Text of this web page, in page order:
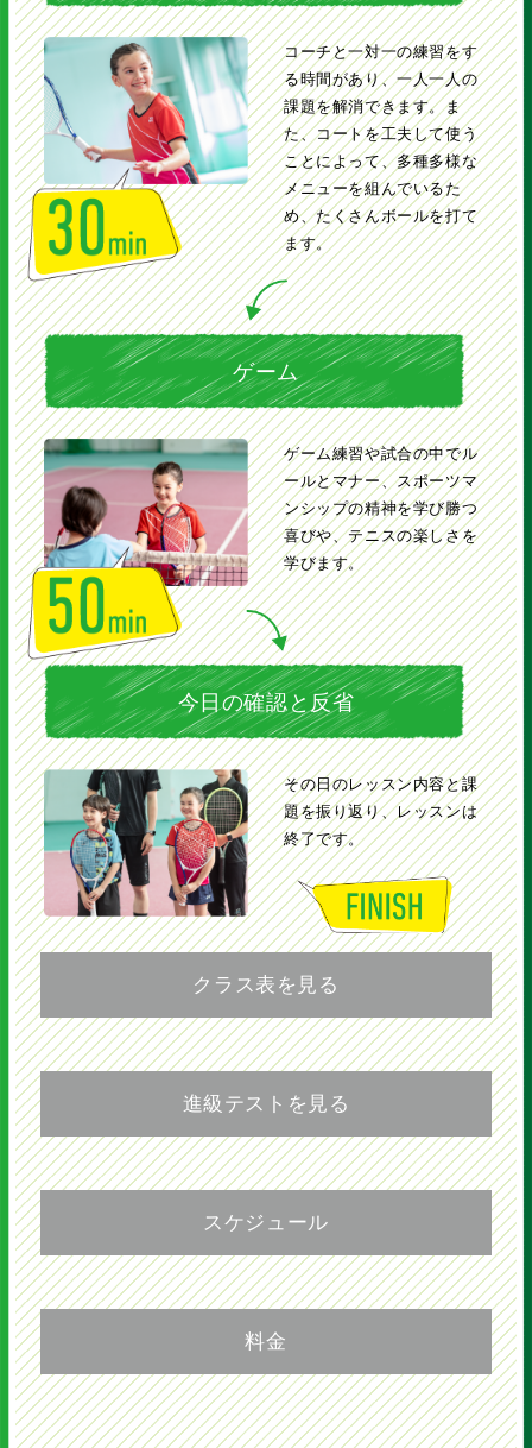
コーチと一対一の練習をす
る時間があり、一人一人の
課題を解消できます。ま
た、コートを工夫して使う
ことによって、多種多様な
メニューを組んでいるた
め、たくさんボールを打て
ます。
ゲーム
ゲーム練習や試合の中でル
ールとマナー、スポーツマ
ンシップの精神を学び勝つ
喜びや、テニスの楽しさを
学びます。
今日の確認と反省
その日のレッスン内容と課
題を振り返り、レッスンは
終了です。
クラス表を見る
レッドボール16〜12級
年中～小学1年生
コート:4分の1コート ボール:飛
び75％減
ラケットサイズ:23～25インチ
プレーヤーがサーブ・ラリー、ゲ
進級テストを見る
級 進級目標
16級
転がってくるボールをコーチに返す。右手、左
自分でボールを落として打ち、コーチに返球。
14級
ー。決められたポジションから連続5回続いた
ら合格。
コーチと一緒にバックハンドストロークでラリ
スケジュール
年中～小学1年生
料金